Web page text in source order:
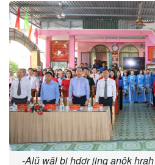
-Alŭ wăl bi hdơr jing anôk